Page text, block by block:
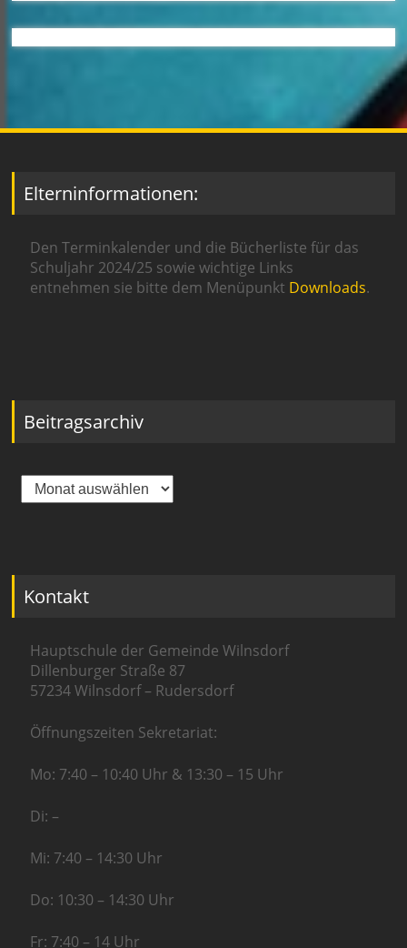
Elterninformationen:
Den Terminkalender und die Bücherliste für das
Schuljahr 2024/25 sowie wichtige Links
entnehmen sie bitte dem Menüpunkt Downloads.
Beitragsarchiv
Beitragsarchiv
Kontakt
Hauptschule der Gemeinde Wilnsdorf
Dillenburger Straße 87
57234 Wilnsdorf – Rudersdorf
Öffnungszeiten Sekretariat:
Mo: 7:40 – 10:40 Uhr & 13:30 – 15 Uhr
Di: –
Mi: 7:40 – 14:30 Uhr
Do: 10:30 – 14:30 Uhr
Fr: 7:40 – 14 Uhr